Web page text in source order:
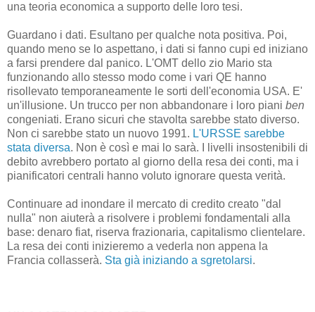
una teoria economica a supporto delle loro tesi.
Guardano i dati. Esultano per qualche nota positiva. Poi,
quando meno se lo aspettano, i dati si fanno cupi ed iniziano
a farsi prendere dal panico. L'OMT dello zio Mario sta
funzionando allo stesso modo come i vari QE hanno
risollevato temporaneamente le sorti dell'economia USA. E'
un'illusione. Un trucco per non abbandonare i loro piani ben
congeniati. Erano sicuri che stavolta sarebbe stato diverso.
Non ci sarebbe stato un nuovo 1991. L'URSSE sarebbe
stata diversa. Non è così e mai lo sarà. I livelli insostenibili di
debito avrebbero portato al giorno della resa dei conti, ma i
pianificatori centrali hanno voluto ignorare questa verità.
Continuare ad inondare il mercato di credito creato "dal
nulla" non aiuterà a risolvere i problemi fondamentali alla
base: denaro fiat, riserva frazionaria, capitalismo clientelare.
La resa dei conti inizieremo a vederla non appena la
Francia collasserà. Sta già iniziando a sgretolarsi.